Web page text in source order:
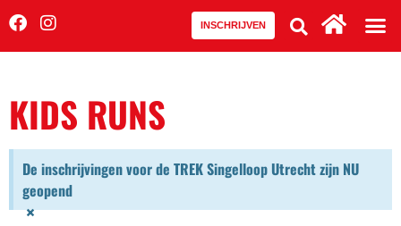
INSCHRIJVEN
KIDS RUNS
De inschrijvingen voor de TREK Singelloop Utrecht zijn NU
geopend
×